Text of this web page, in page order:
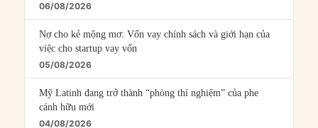
06/08/2026
Nợ cho kẻ mộng mơ: Vốn vay chính sách và giới hạn của
việc cho startup vay vốn
05/08/2026
Mỹ Latinh đang trở thành “phòng thí nghiệm” của phe
cánh hữu mới
04/08/2026